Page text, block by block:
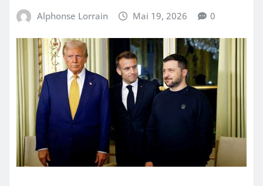
Alphonse Lorrain Mai 19, 2026 0